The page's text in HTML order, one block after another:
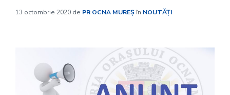
13 octombrie 2020 de PR OCNA MUREȘîn NOUTĂȚI